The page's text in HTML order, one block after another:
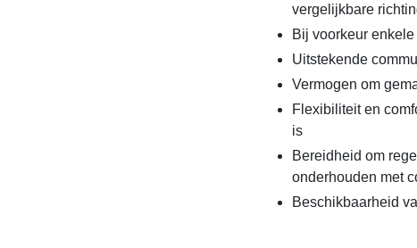
vergelijkbare
Bij voorkeur
Uitstekende
Vermogen om
Flexibiliteit en
is
Bereidheid om
onderhouden met
Beschikbaarheid